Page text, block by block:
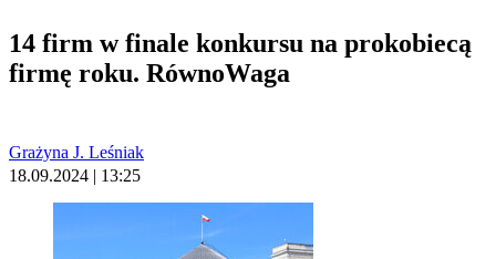
14 firm w finale konkursu na prokobiecą
firmę roku. RównoWaga
Grażyna J. Leśniak
18.09.2024 | 13:25